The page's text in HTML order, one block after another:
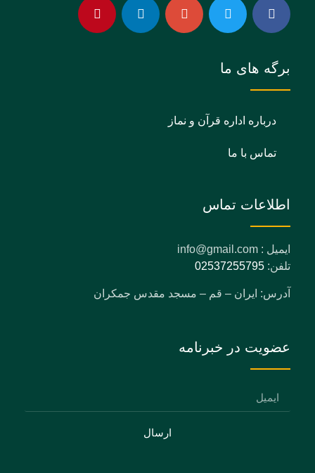
برگه های ما
درباره اداره قرآن و نماز
تماس با ما
اطلاعات تماس
ایمیل : info@gmail.com
تلفن: 02537255795
آدرس: ایران – قم – مسجد مقدس جمکران
عضویت در خبرنامه
ارسال